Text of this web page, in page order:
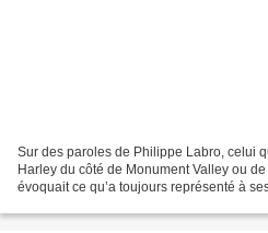
Sur des paroles de Philippe Labro, celui
Harley du côté de Monument Valley ou
évoquait ce qu’a toujours représenté à